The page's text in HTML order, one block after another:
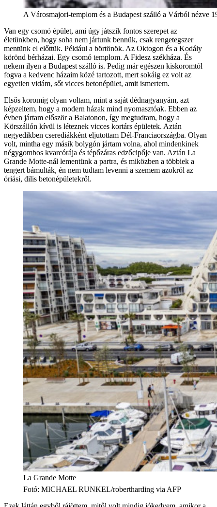
A Városmajori-templom és a Budapest szálló a Várból nézve
Van egy csomó épület, ami úgy játszik fontos szerepet az
életünkben, hogy soha nem jártunk bennük, csak rengetegszer
mentünk el előttük. Például a börtönök. Az Oktogon és a Kodály
körönd bérházai. Egy csomó templom. A Fidesz székháza. És
nekem ilyen a Budapest szálló is. Pedig már egészen kiskoromtól
fogva a kedvenc házaim közé tartozott, mert sokáig ez volt az
egyetlen vidám, sőt vicces betonépület, amit ismertem.
Elsős koromig olyan voltam, mint a saját dédnagyanyám, azt
képzeltem, hogy a modern házak mind nyomasztóak. Ebben az
évben jártam először a Balatonon, így megtudtam, hogy a
Körszállón kívül is léteznek vicces kortárs épületek. Aztán
negyedikben cserediákként eljutottam Dél-Franciaországba. Olyan
volt, mintha egy másik bolygón jártam volna, ahol mindenkinek
négygombos kvarcórája és tépőzáras edzőcipője van. Aztán La
Grande Motte-nál lementünk a partra, és miközben a többiek a
tengert bámulták, én nem tudtam levenni a szemem azokról az
óriási, dilis betonépületekről.
La Grande Motte
Fotó: MICHAEL RUNKEL/robertharding via AFP